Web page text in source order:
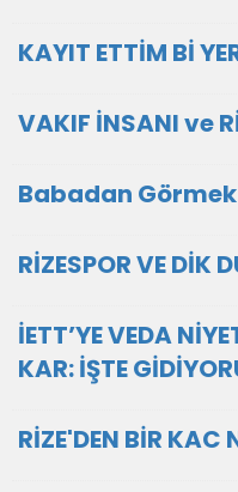
KAYIT ETTİM Bİ
VAKIF İNSANI ve
Babadan
RİZESPOR VE DİK
İETT’YE VEDA
KAR: İŞTE
RİZE'DEN BİR KAC